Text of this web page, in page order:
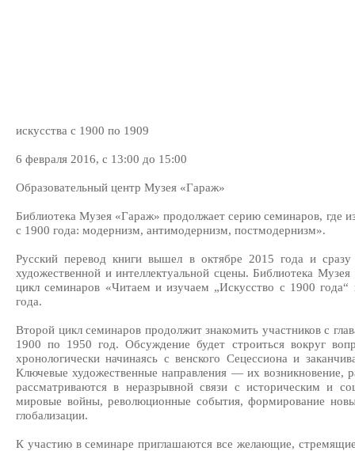
искусства с 1900 по 1909
6 февраля 2016, с 13:00 до 15:00
Образовательный центр Музея «Гараж»
Библиотека Музея «Гараж» продолжает серию семинаров, где
с 1900 года: модернизм, антимодернизм, постмодернизм».
Русский перевод книги вышел в октябре 2015 года и
художественной и интеллектуальной сцены. Библиотека
цикл семинаров «Читаем и изучаем „Искусство с 1900
года.
Второй цикл семинаров продолжит знакомить участников с
1900 по 1950 год. Обсуждение будет строиться вокруг
хронологически начинаясь с венского Сецессиона и
Ключевые художественные направления — их возникновение,
рассматриваются в неразрывной связи с историческим и
мировые войны, революционные события, формирование
глобализации.
К участию в семинаре приглашаются все желающие,